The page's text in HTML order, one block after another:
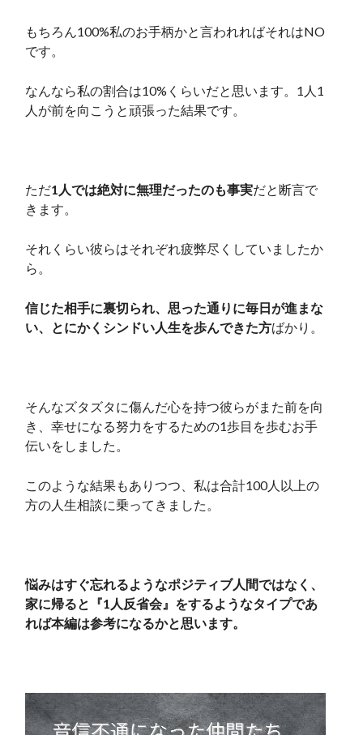
もちろん100%私のお手柄かと言われればそれはNO
です。
なんなら私の割合は10%くらいだと思います。1人1
人が前を向こうと頑張った結果です。
ただ1人では絶対に無理だったのも事実だと断言で
きます。
それくらい彼らはそれぞれ疲弊尽くしていましたか
ら。
信じた相手に裏切られ、思った通りに毎日が進まな
い、とにかくシンドい人生を歩んできた方ばかり。
そんなズタズタに傷んだ心を持つ彼らがまた前を向
き、幸せになる努力をするための1歩目を歩むお手
伝いをしました。
このような結果もありつつ、私は合計100人以上の
方の人生相談に乗ってきました。
悩みはすぐ忘れるようなポジティブ人間ではなく、
家に帰ると『1人反省会』をするようなタイプであ
れば本編は参考になるかと思います。